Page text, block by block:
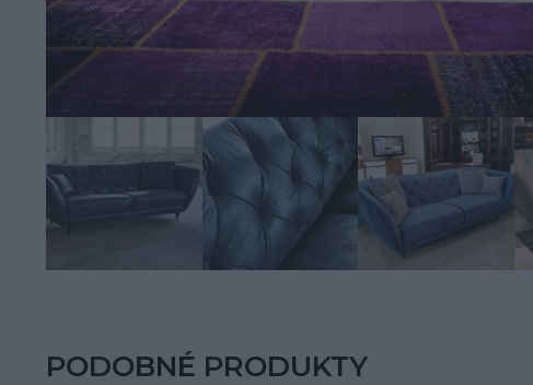
PODOBNÉ PRODUKTY